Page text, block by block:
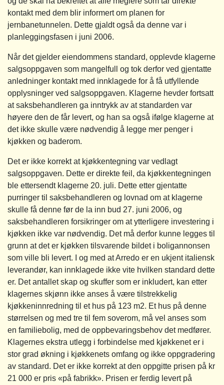
kontakt med dem blir informert om planen for
jernbanetunnelen. Dette gjaldt også da denne var i
planleggingsfasen i juni 2006.
Når det gjelder eiendommens standard, opplevde klagerne
salgsoppgaven som mangelfull og tok derfor ved gjentatte
anledninger kontakt med innklagede for å få utfyllende
opplysninger ved salgsoppgaven. Klagerne hevder fortsatt
at saksbehandleren ga inntrykk av at standarden var
høyere den de får levert, og han sa også ifølge klagerne at
det ikke skulle være nødvendig å legge mer penger i
kjøkken og baderom.
Det er ikke korrekt at kjøkkentegning var vedlagt
salgsoppgaven. Dette er direkte feil, da kjøkkentegningen
ble ettersendt klagerne 20. juli. Dette etter gjentatte
purringer til saksbehandleren og lovnad om at klagerne
skulle få denne før de la inn bud 27. juni 2006, og
saksbehandleren forsikringer om at ytterligere investering i
kjøkken ikke var nødvendig. Det må derfor kunne legges til
grunn at det er kjøkken tilsvarende bildet i boligannonsen
som ville bli levert. I og med at Arredo er en ukjent italiensk
leverandør, kan innklagede ikke vite hvilken standard dette
er. Det antallet skap og skuffer som er inkludert, kan etter
klagernes skjønn ikke anses å være tilstrekkelig
kjøkkeninnredning til et hus på 123 m2. Et hus på denne
størrelsen og med tre til fem soverom, må vel anses som
en familiebolig, med de oppbevaringsbehov det medfører.
Klagernes ekstra utlegg i forbindelse med kjøkkenet er i
stor grad økning i kjøkkenets omfang og ikke oppgradering
av standard. Det er ikke korrekt at den oppgitte prisen på kr
21 000 er pris «på fabrikk». Prisen er ferdig levert på